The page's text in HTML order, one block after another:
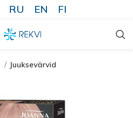
RU EN FI
Juuksevärvid